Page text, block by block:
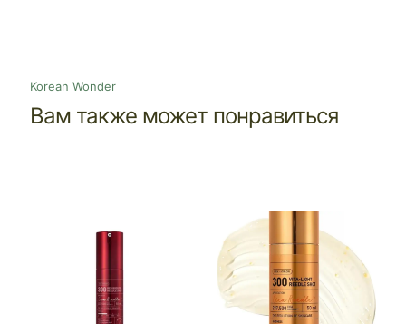
Korean Wonder
Вам также может понравиться